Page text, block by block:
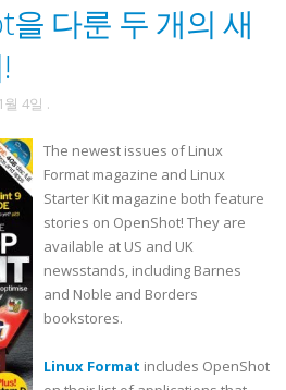
다룬 두 개의 새
4일 .
The newest issues of Linux
Format magazine and Linux
Starter Kit magazine both feature
stories on OpenShot! They are
available at US and UK
newsstands, including Barnes
and Noble and Borders
bookstores.
Linux Format includes OpenShot